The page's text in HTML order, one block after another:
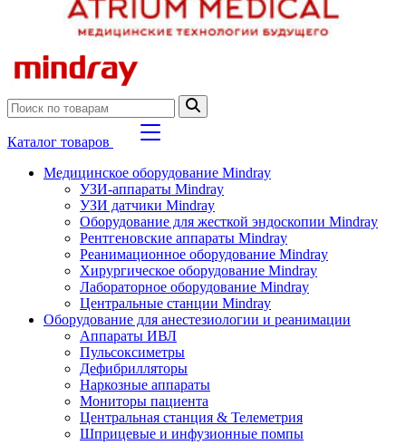
Каталог товаров
Медицинское оборудование Mindray
УЗИ-аппараты Mindray
УЗИ датчики Mindray
Оборудование для жесткой эндоскопии Mindray
Рентгеновские аппараты Mindray
Реанимационное оборудование Mindray
Хирургическое оборудование Mindray
Лабораторное оборудование Mindray
Центральные станции Mindray
Оборудование для анестезиологии и реанимации
Аппараты ИВЛ
Пульсоксиметры
Дефибрилляторы
Наркозные аппараты
Мониторы пациента
Центральная станция & Телеметрия
Шприцевые и инфузионные помпы